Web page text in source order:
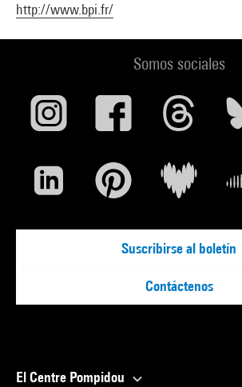
http://www.bpi.fr/
Somos sociales
Suscribirse al boletín
Contáctenos
El Centre Pompidou